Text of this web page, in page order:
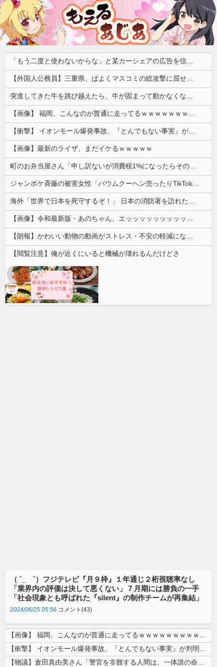
「もう二度と使わないからな」と某カーシェアの広告を信じた人が絶叫、船が遅れたからバスが無くなって困ってたりこの看板が…
【外国人公務員】三重県、ぱよくマスコミの総攻撃に屈せず！「県民対象アンケート『外国人の職員採用を続けるべきか』は差別に該当しない」結果を公表する方針
突進してきた牛を跳び越えたら、牛が固まって動かなくなった闘牛場の映像【海外の反応】
【画像】 福岡、こんなのが普通に走ってるｗｗｗｗｗｗｗｗｗｗｗｗｗｗｗｗ
【衝撃】 イオンモール爆発事故、『とんでもない事実』が判明してしまう・・・・・・
【画像】最新のライザ、まだイケるｗｗｗｗｗ
町のお弁当屋さん「申し訳ないが消費税1%になったらその分商品代を値上げするわ」 「うちも！」
ジャンポケ斉藤の被害女性「バウムクーヘン売ったりTikTokライブしててムカついたから示談しなかった」
海外「世界で日本を死守するぞ！」 日本の消防署を訪れたちびっ子集団が世界をメロメロに
【画像】令和最新版・あのちゃん、エッッッッッッッッッッ！
【朗報】かわいい動物の動画がストレス・不安の軽減になる可能性。英大学の研究で実証
【閲覧注意】俺が近くにいると機械が壊れるんだけどさ
（ ´_ゝ`）フジテレビ『月９枠』１年通じ２桁視聴率なし
「業界内の評価は決して悪くない」７月期には勝負の一手
「社会現象とも呼ばれた『silent』の制作チームが再集結」
2024/06/25 05:56 コメント(43)
【画像】 福岡、こんなのが普通に走ってるｗｗｗｗｗｗｗｗｗｗｗｗｗｗｗ...
【衝撃】 イオンモール爆発事故、『とんでもない事実』が判明してしまう・...
【物議】倉田真由美さん「警官を非難する人間は、一体誰の命を守りたいのか...